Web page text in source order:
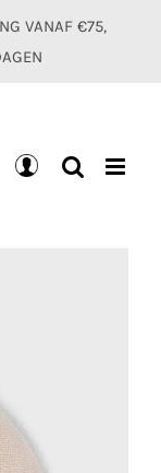
VANAF €75,